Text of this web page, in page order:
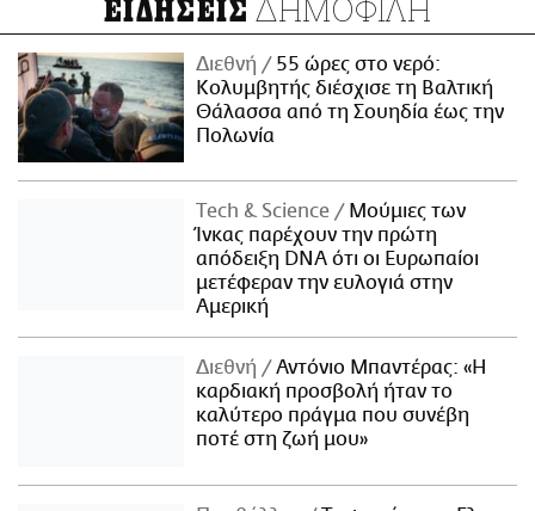
ΕΙΔΗΣΕΙΣ ΔΗΜΟΦΙΛΗ
Διεθνή
55 ώρες στο νερό:
Κολυμβητής διέσχισε τη Βαλτική
Θάλασσα από τη Σουηδία έως την
Πολωνία
Τech & Science
Μούμιες των
Ίνκας παρέχουν την πρώτη
απόδειξη DNA ότι οι Ευρωπαίοι
μετέφεραν την ευλογιά στην
Αμερική
Διεθνή
Αντόνιο Μπαντέρας: «Η
καρδιακή προσβολή ήταν το
καλύτερο πράγμα που συνέβη
ποτέ στη ζωή μου»